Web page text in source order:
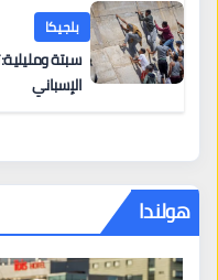
بلجيكا
سبتة
الإسباني
هولندا